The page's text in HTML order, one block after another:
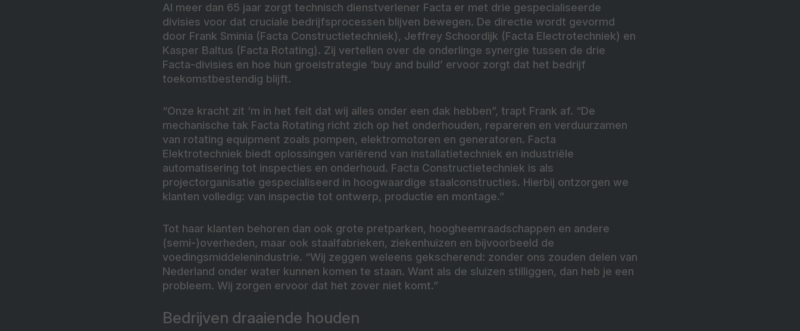
Al meer dan 65 jaar zorgt technisch dienstverlener Facta er met drie gespecialiseerde
divisies voor dat cruciale bedrijfsprocessen blijven bewegen. De directie wordt gevormd
door Frank Sminia (Facta Constructietechniek), Jeffrey Schoordijk (Facta Electrotechniek) en
Kasper Baltus (Facta Rotating). Zij vertellen over de onderlinge synergie tussen de drie
Facta-divisies en hoe hun groeistrategie ‘buy and build’ ervoor zorgt dat het bedrijf
toekomstbestendig blijft.
“Onze kracht zit ‘m in het feit dat wij alles onder een dak hebben”, trapt Frank af. “De
mechanische tak Facta Rotating richt zich op het onderhouden, repareren en verduurzamen
van rotating equipment zoals pompen, elektromotoren en generatoren. Facta
Elektrotechniek biedt oplossingen variërend van installatietechniek en industriële
automatisering tot inspecties en onderhoud. Facta Constructietechniek is als
projectorganisatie gespecialiseerd in hoogwaardige staalconstructies. Hierbij ontzorgen we
klanten volledig: van inspectie tot ontwerp, productie en montage.”
Tot haar klanten behoren dan ook grote pretparken, hoogheemraadschappen en andere
(semi-)overheden, maar ook staalfabrieken, ziekenhuizen en bijvoorbeeld de
voedingsmiddelenindustrie. “Wij zeggen weleens gekscherend: zonder ons zouden delen van
Nederland onder water kunnen komen te staan. Want als de sluizen stilliggen, dan heb je een
probleem. Wij zorgen ervoor dat het zover niet komt.”
Bedrijven draaiende houden